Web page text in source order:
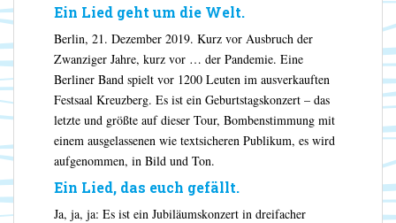
Ein Lied geht um die Welt.
Berlin, 21. Dezember 2019. Kurz vor Ausbruch der
Zwanziger Jahre, kurz vor … der Pandemie. Eine
Berliner Band spielt vor 1200 Leuten im ausverkauften
Festsaal Kreuzberg. Es ist ein Geburtstagskonzert – das
letzte und größte auf dieser Tour, Bombenstimmung mit
einem ausgelassenen wie textsicheren Publikum, es wird
aufgenommen, in Bild und Ton.
Ein Lied, das euch gefällt.
Ja, ja, ja: Es ist ein Jubiläumskonzert in dreifacher